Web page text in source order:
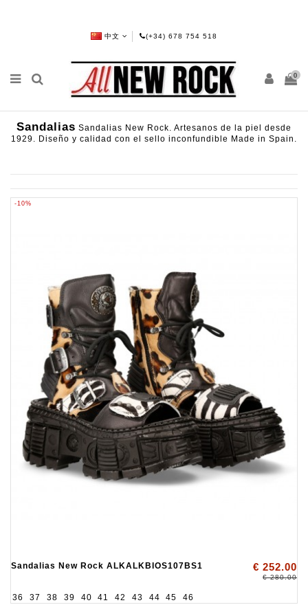
中文 (+34) 678 754 518
0
Sandalias Sandalias New Rock. Artesanos de la piel desde
1929. Diseño y calidad con el sello inconfundible Made in Spain.
-10%
Sandalias New Rock ALKALKBIOS107BS1 € 252.00
€ 280.00
36 37 38 39 40 41 42 43 44 45 46